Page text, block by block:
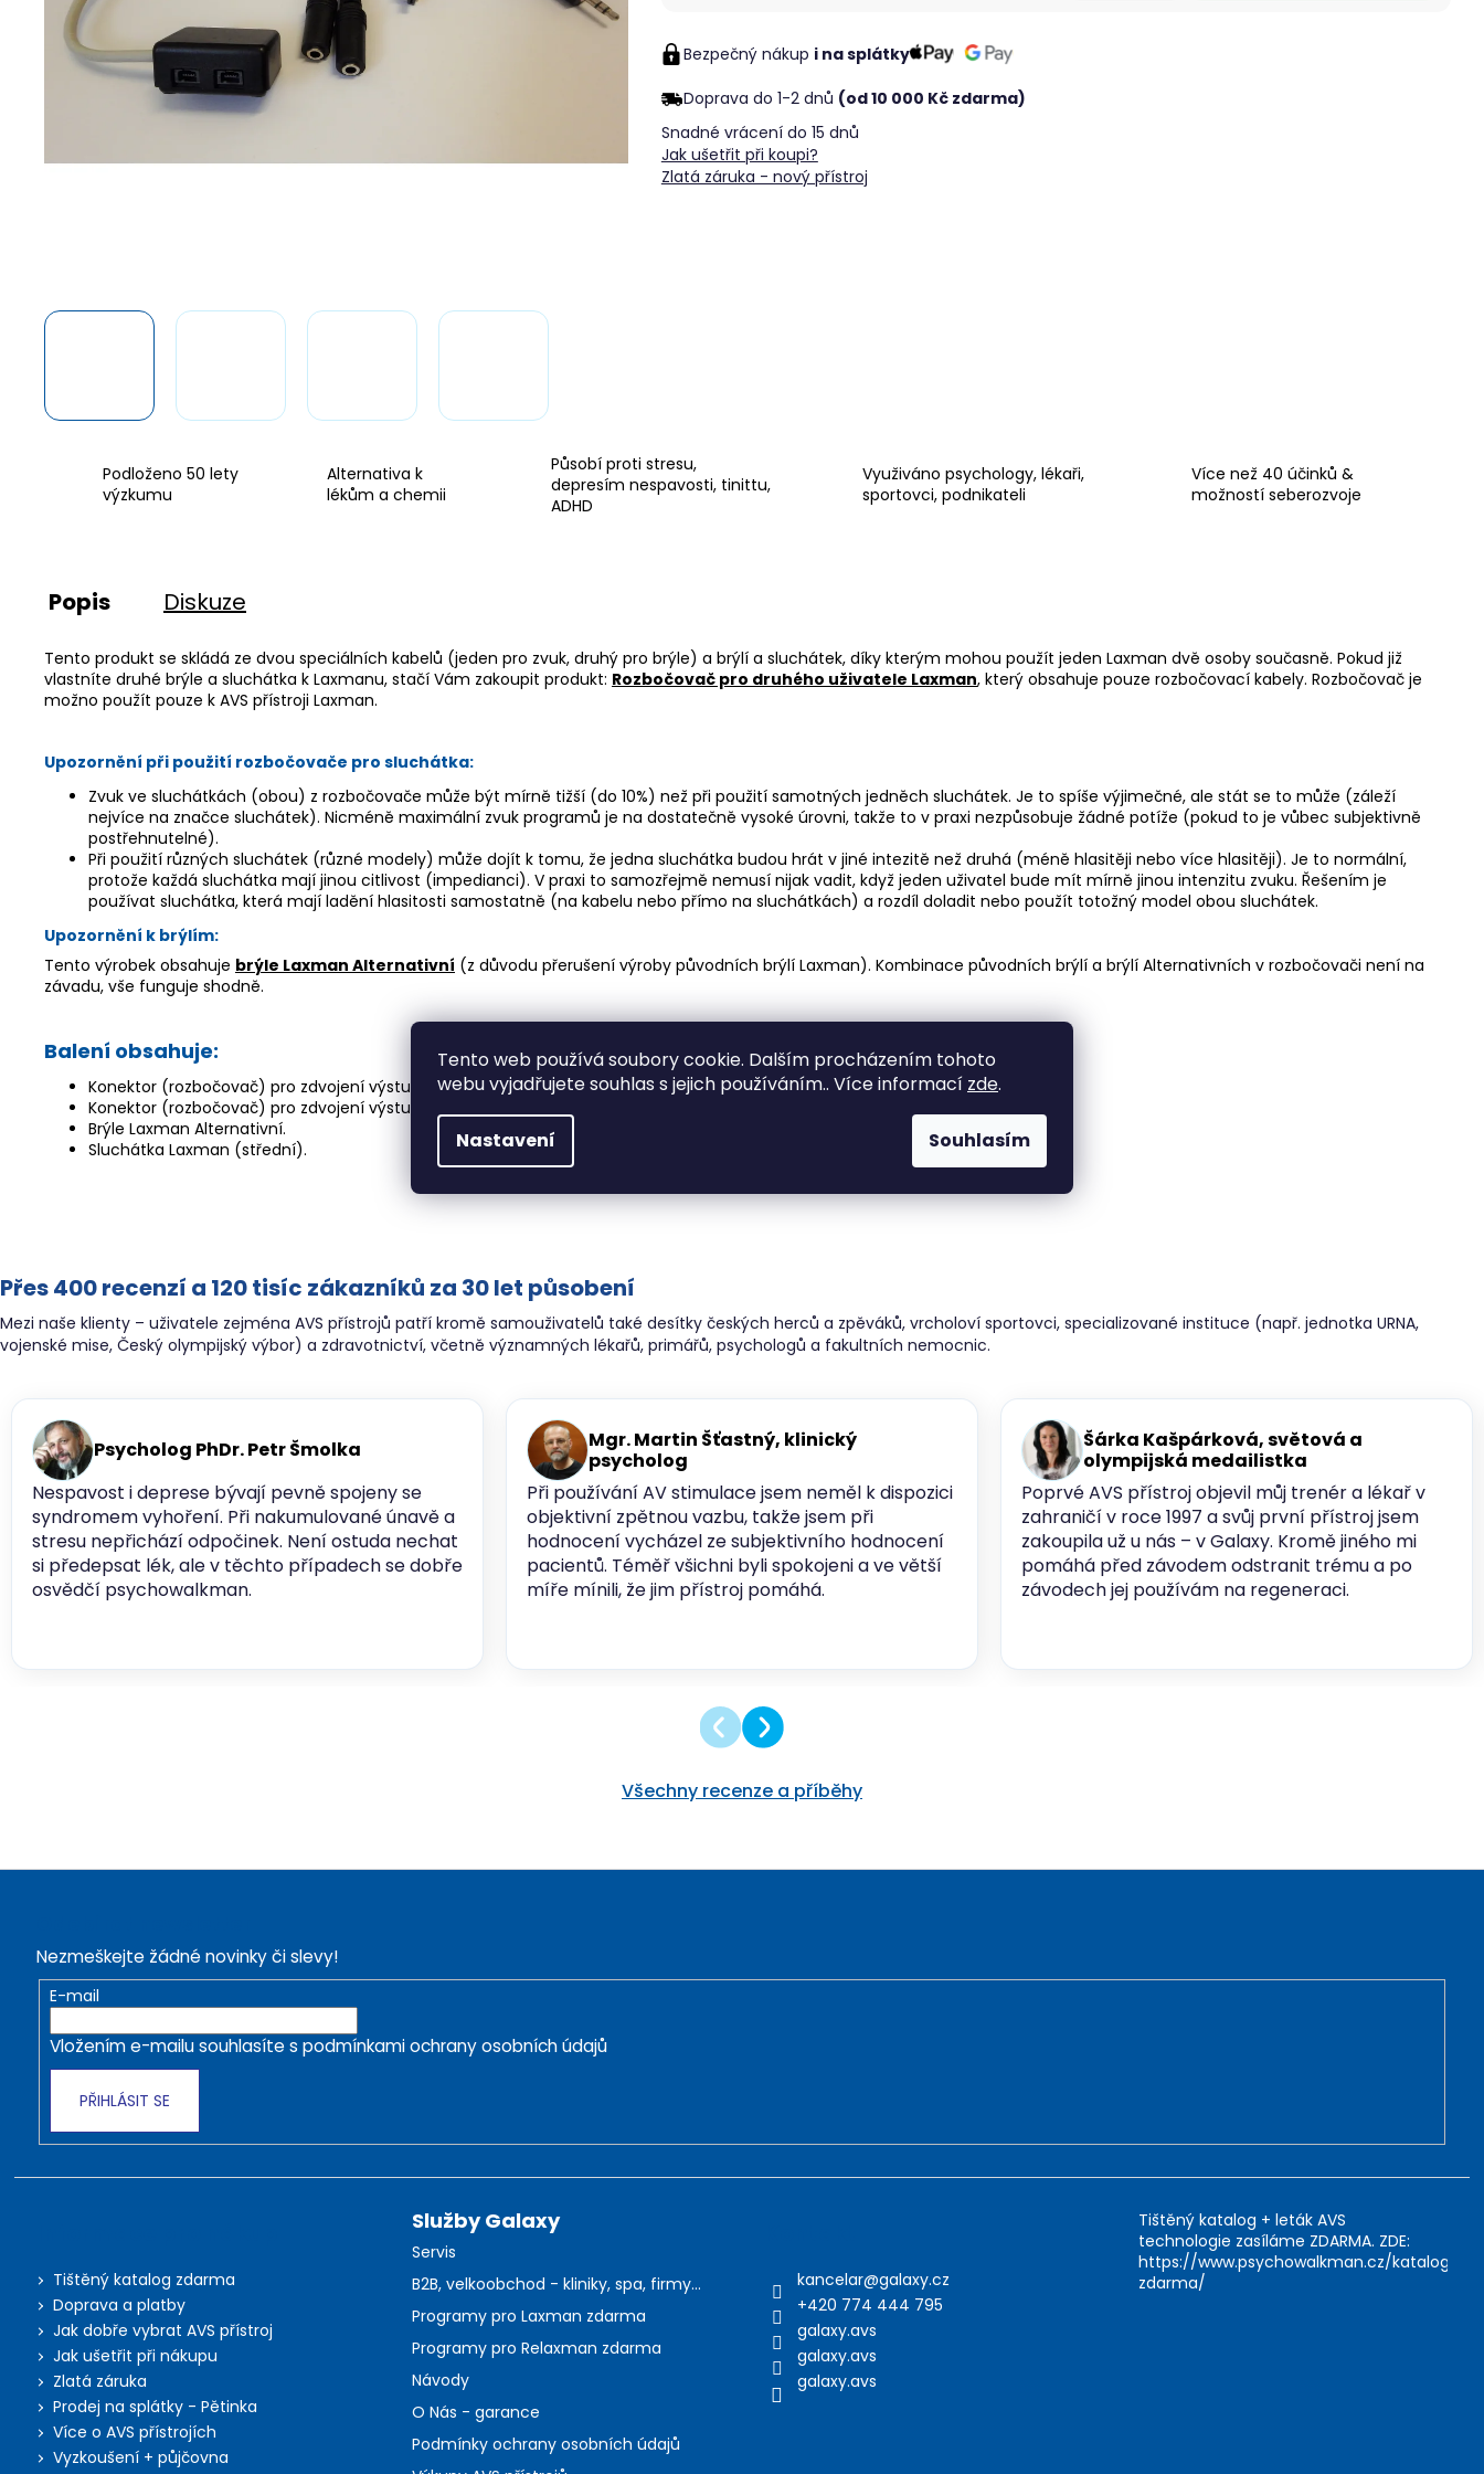
Tento web používá soubory cookie. Dalším procházením tohoto
webu vyjadřujete souhlas s jejich používáním.. Více informací zde.
Nastavení Souhlasím
Bezpečný nákup i na splátky
Doprava do 1-2 dnů (od 10 000 Kč zdarma)
Snadné vrácení do 15 dnů
Jak ušetřit při koupi?
Zlatá záruka - nový přístroj
Podloženo 50 lety
výzkumu
Alternativa k
lékům a chemii
Působí proti stresu,
depresím nespavosti, tinittu,
ADHD
Využiváno psychology, lékaři,
sportovci, podnikateli
Více než 40 účinků &
možností seberozvoje
Popis Diskuze
Tento produkt se skládá ze dvou speciálních kabelů (jeden pro zvuk, druhý pro brýle) a brýlí a sluchátek, díky kterým mohou použít jeden Laxman dvě osoby současně. Pokud již
vlastníte druhé brýle a sluchátka k Laxmanu, stačí Vám zakoupit produkt: Rozbočovač pro druhého uživatele Laxman, který obsahuje pouze rozbočovací kabely. Rozbočovač je
možno použít pouze k AVS přístroji Laxman.
Upozornění při použití rozbočovače pro sluchátka:
Zvuk ve sluchátkách (obou) z rozbočovače může být mírně tižší (do 10%) než při použití samotných jedněch sluchátek. Je to spíše výjimečné, ale stát se to může (záleží
nejvíce na značce sluchátek). Nicméně maximální zvuk programů je na dostatečně vysoké úrovni, takže to v praxi nezpůsobuje žádné potíže (pokud to je vůbec subjektivně
postřehnutelné).
Při použití různých sluchátek (různé modely) může dojít k tomu, že jedna sluchátka budou hrát v jiné intezitě než druhá (méně hlasitěji nebo více hlasitěji). Je to normální,
protože každá sluchátka mají jinou citlivost (impedianci). V praxi to samozřejmě nemusí nijak vadit, když jeden uživatel bude mít mírně jinou intenzitu zvuku. Řešením je
používat sluchátka, která mají ladění hlasitosti samostatně (na kabelu nebo přímo na sluchátkách) a rozdíl doladit nebo použít totožný model obou sluchátek.
Upozornění k brýlím:
Tento výrobek obsahuje brýle Laxman Alternativní (z důvodu přerušení výroby původních brýlí Laxman). Kombinace původních brýlí a brýlí Alternativních v rozbočovači není na
závadu, vše funguje shodně.
Balení obsahuje:
Konektor (rozbočovač) pro zdvojení výstupu pro sluchátka.
Konektor (rozbočovač) pro zdvojení výstupu pro brýle.
Brýle Laxman Alternativní.
Sluchátka Laxman (střední).
Přes 400 recenzí a 120 tisíc zákazníků za 30 let působení
Mezi naše klienty – uživatele zejména AVS přístrojů patří kromě samouživatelů také desítky českých herců a zpěváků, vrcholoví sportovci, specializované instituce (např. jednotka URNA,
vojenské mise, Český olympijský výbor) a zdravotnictví, včetně významných lékařů, primářů, psychologů a fakultních nemocnic.
Psycholog PhDr. Petr Šmolka
Nespavost i deprese bývají pevně spojeny se
syndromem vyhoření. Při nakumulované únavě a
stresu nepřichází odpočinek. Není ostuda nechat
si předepsat lék, ale v těchto případech se dobře
osvědčí psychowalkman.
Mgr. Martin Šťastný, klinický
psycholog
Při používání AV stimulace jsem neměl k dispozici
objektivní zpětnou vazbu, takže jsem při
hodnocení vycházel ze subjektivního hodnocení
pacientů. Téměř všichni byli spokojeni a ve větší
míře mínili, že jim přístroj pomáhá.
Šárka Kašpárková, světová a
olympijská medailistka
Poprvé AVS přístroj objevil můj trenér a lékař v
zahraničí v roce 1997 a svůj první přístroj jsem
zakoupila už u nás – v Galaxy. Kromě jiného mi
pomáhá před závodem odstranit trému a po
závodech jej používám na regeneraci.
Všechny recenze a příběhy
Z
Nezmeškejte žádné novinky či slevy!
E-mail
Vložením e-mailu souhlasíte spodmínkami ochrany osobních údajů
PŘIHLÁSIT SE
Tištěný katalog zdarma
Doprava a platby
Jak dobře vybrat AVS přístroj
Jak ušetřit při nákupu
Zlatá záruka
Prodej na splátky - Pětinka
Více o AVS přístrojích
Vyzkoušení + půjčovna
Služby Galaxy
Servis
B2B, velkoobchod - kliniky, spa, firmy...
Programy pro Laxman zdarma
Programy pro Relaxman zdarma
Návody
O Nás - garance
Podmínky ochrany osobních údajů
kancelar@galaxy.cz
+420 774 444 795
galaxy.avs
galaxy.avs
galaxy.avs
Tištěný katalog + leták AVS
technologie zasíláme ZDARMA. ZDE:
https://www.psychowalkman.cz/katalog-
zdarma/